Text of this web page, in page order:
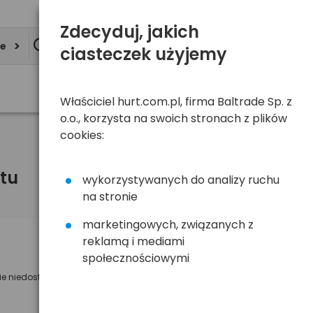
niedostępny
Powiadom mnie o dostępności
Zdecyduj, jakich
ciasteczek użyjemy
Właściciel hurt.com.pl, firma Baltrade Sp. z
o.o., korzysta na swoich stronach z plików
cookies:
wykorzystywanych do analizy ruchu
na stronie
marketingowych, związanych z
reklamą i mediami
społecznościowymi